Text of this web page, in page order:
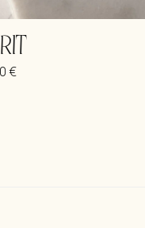
€